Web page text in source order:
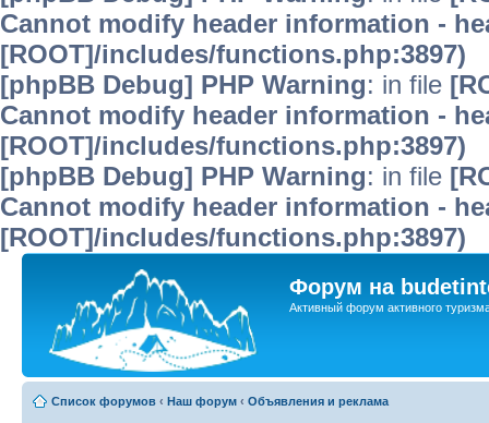
Cannot modify header information -
[ROOT]/includes/functions.php:3897)
[phpBB Debug] PHP Warning: in file
Cannot modify header information -
[ROOT]/includes/functions.php:3897)
[phpBB Debug] PHP Warning: in file
Cannot modify header information -
[ROOT]/includes/functions.php:3897)
Форум на
Активный форум активного
Список форумов ‹ Наш форум ‹ Объявления и реклама